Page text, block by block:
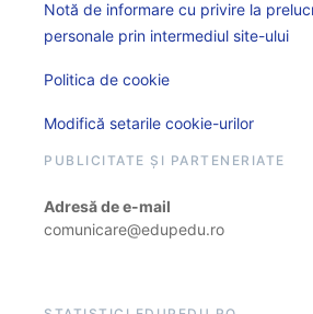
Notă de informare cu privire la
personale prin intermediul site-ului
Politica de cookie
Modifică setarile cookie-urilor
PUBLICITATE ȘI PARTENERIATE
Adresă de e-mail
comunicare@edupedu.ro